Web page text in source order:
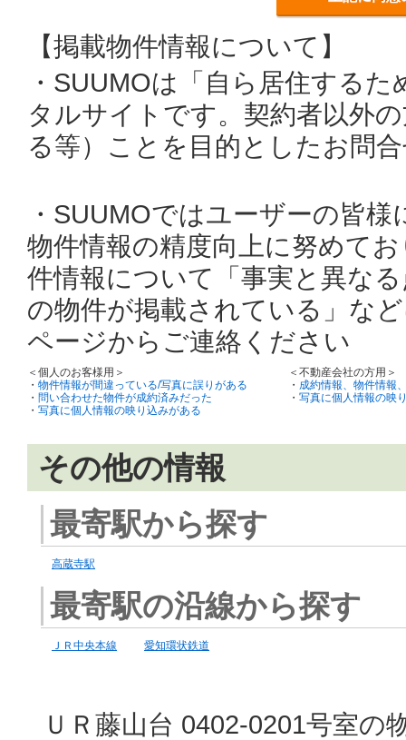
【掲載物件情報について】
・SUUMOは「自ら居住する
タルサイトです。契約者以外
る等）ことを目的としたお問
・SUUMOではユーザーの皆
物件情報の精度向上に努めて
件情報について「事実と異な
の物件が掲載されている」な
ページからご連絡ください
＜個人のお客様用＞
・ 物件情報が間違っている/写真に誤りがある
・ 問い合わせた物件が成約済みだった
・ 写真に個人情報の映り込みがある
＜不動産会社の方用＞
・ 成約情報、物件情報
・ 写真に個人情報の映
その他の情報
最寄駅から探す
高蔵寺駅
最寄駅の沿線から探す
ＪＲ中央本線 愛知環状鉄道
ＵＲ藤山台 0402-0201号室の